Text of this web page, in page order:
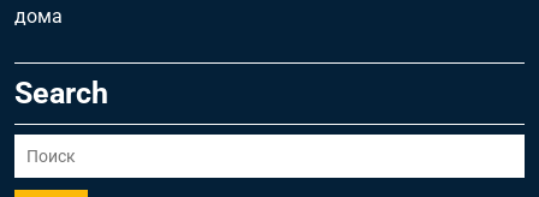
дома
Search